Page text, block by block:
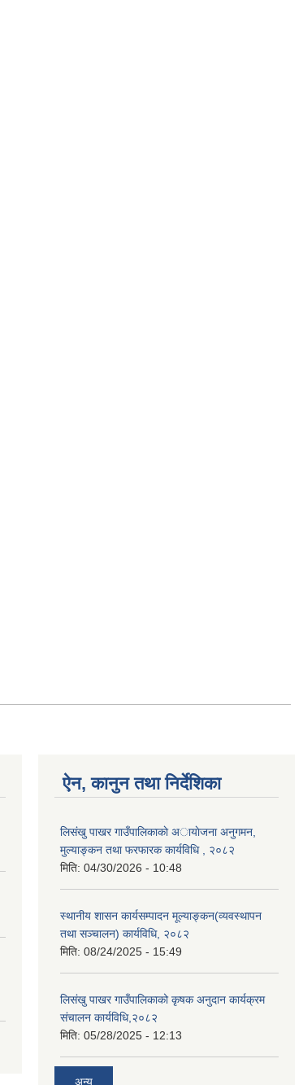
ऐन, कानुन तथा निर्देशिका
लिसंखु पाखर गाउँपालिकाकाे अायाेजना अनुगमन,
मुल्याङ्कन तथा फरफारक कार्यविधि , २०८२
मिति: 04/30/2026 - 10:48
स्थानीय शासन कार्यसम्पादन मूल्याङ्कन(व्यवस्थापन
तथा सञ्चालन) कार्यविधि, २०८२
मिति: 08/24/2025 - 15:49
लिसंखु पाखर गाउँपालिकाको कृषक अनुदान कार्यक्रम
संचालन कार्यविधि,२०८२
मिति: 05/28/2025 - 12:13
अन्य